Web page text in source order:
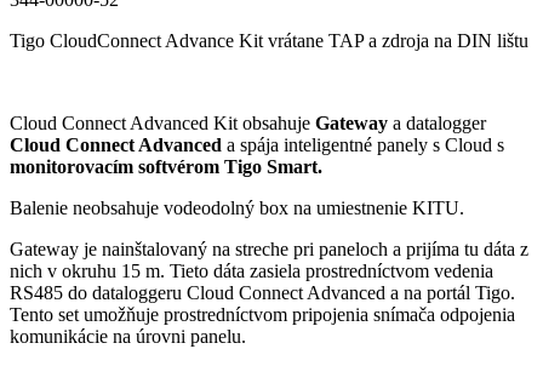
Tigo CloudConnect Advance Kit vrátane TAP a zdroja na DIN lištu
Cloud Connect Advanced Kit obsahuje Gateway a datalogger
Cloud Connect Advanced a spája inteligentné panely s Cloud s
monitorovacím softvérom Tigo Smart.
Balenie neobsahuje vodeodolný box na umiestnenie KITU.
Gateway je nainštalovaný na streche pri paneloch a prijíma tu dáta z
nich v okruhu 15 m. Tieto dáta zasiela prostredníctvom vedenia
RS485 do dataloggeru Cloud Connect Advanced a na portál Tigo.
Tento set umožňuje prostredníctvom pripojenia snímača odpojenia
komunikácie na úrovni panelu.